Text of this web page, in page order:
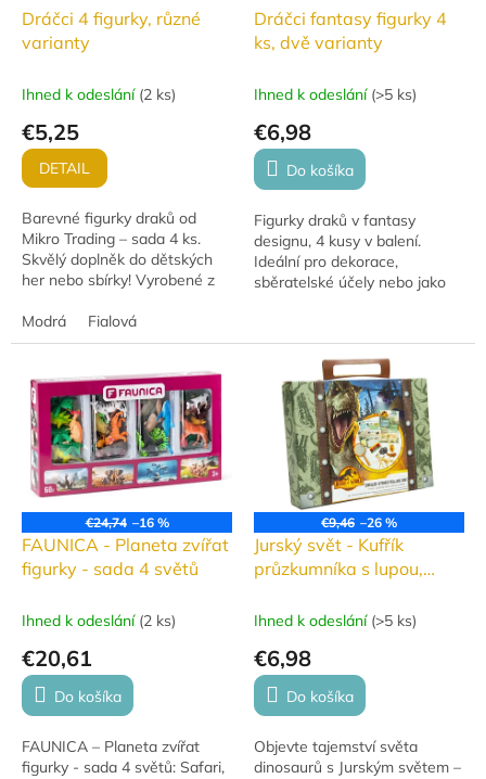
Dráčci 4 figurky, různé
varianty
Ihned k odeslání (2 ks)
€5,25
DETAIL
Barevné figurky draků od
Mikro Trading – sada 4 ks.
Skvělý doplněk do dětských
her nebo sbírky! Vyrobené z
zpracováním. Rozvíjejte
fantazii svých...
Modrá Fialová
Dráčci fantasy figurky 4
ks, dvě varianty
Ihned k odeslání (>5 ks)
€6,98
Do košíka
Figurky draků v fantasy
designu, 4 kusy v balení.
Ideální pro dekorace,
sběratelské účely nebo jako
€24,74 –16 %
FAUNICA - Planeta zvířat
figurky - sada 4 světů
Ihned k odeslání (2 ks)
€20,61
Do košíka
FAUNICA – Planeta zvířat
figurky - sada 4 světů: Safari,
€9,46 –26 %
Jurský svět - Kufřík
průzkumníka s lupou,
fosilií
Ihned k odeslání (>5 ks)
€6,98
Do košíka
Objevte tajemství světa
dinosaurů s Jurským světem –